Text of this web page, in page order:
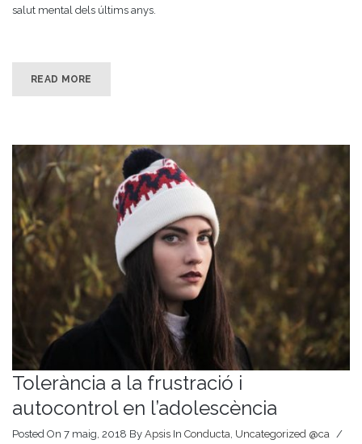
salut mental dels últims anys.
READ MORE
Tolerància a la frustració i
autocontrol en l’adolescència
Posted On 7 maig, 2018 By Apsis In Conducta, Uncategorized @ca /